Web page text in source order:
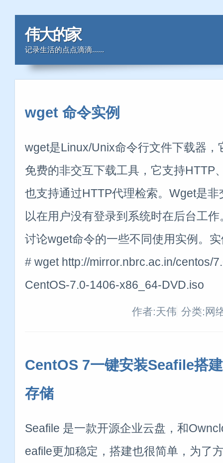
伟大的家
记录生活的点点滴滴......
wget 命令实例
wget是Linux/Unix命令行文件下载器，
免费的非交互下载工具，它支持HTTP
也支持通过HTTP代理检索。Wget是
以在用户没有登录到系统时在后台工
讨论wget命令的一些不同使用实例。
# wget http://mirror.nbrc.ac.in/centos/
CentOS-7.0-1406-x86_64-DVD.iso
作者:天伟 分类:网
CentOS 7一键安装Seafile搭
存储
Seafile 是一款开源企业云盘，和
eafile更加稳定，搭建也很简单，为了